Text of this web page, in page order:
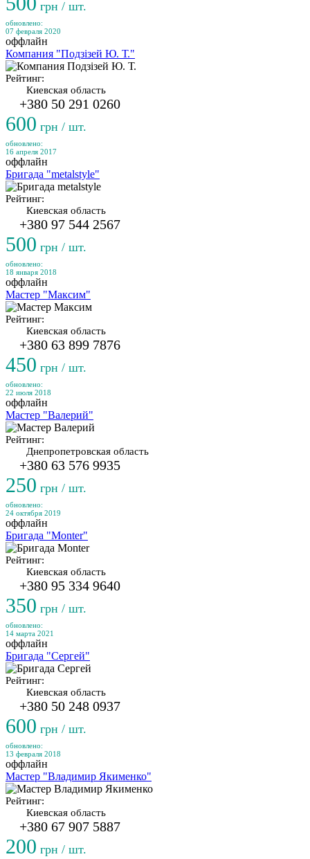
грн / шт.
обновлено:
07 февраля 2020
оффлайн
Компания "Подзізей Ю. Т."
Рейтинг:
Киевская область
+380 50 291 0260
600 грн / шт.
обновлено:
16 апреля 2017
оффлайн
Бригада "metalstyle"
Рейтинг:
Киевская область
+380 97 544 2567
500 грн / шт.
обновлено:
18 января 2018
оффлайн
Мастер "Максим"
Рейтинг:
Киевская область
+380 63 899 7876
450 грн / шт.
обновлено:
22 июля 2018
оффлайн
Мастер "Валерий"
Рейтинг:
Днепропетровская область
+380 63 576 9935
250 грн / шт.
обновлено:
24 октября 2019
оффлайн
Бригада "Monter"
Рейтинг:
Киевская область
+380 95 334 9640
350 грн / шт.
обновлено:
14 марта 2021
оффлайн
Бригада "Сергей"
Рейтинг:
Киевская область
+380 50 248 0937
600 грн / шт.
обновлено:
13 февраля 2018
оффлайн
Мастер "Владимир Якименко"
Рейтинг:
Киевская область
+380 67 907 5887
200 грн / шт.